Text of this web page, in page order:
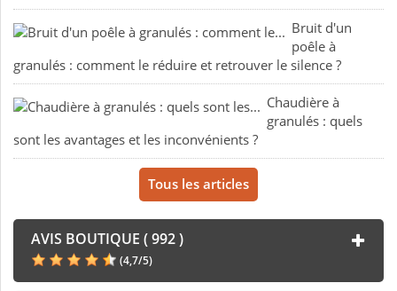
Bruit d'un
poêle à
granulés : comment le réduire et retrouver le silence ?
Chaudière à
granulés : quels
sont les avantages et les inconvénients ?
Tous les articles
AVIS BOUTIQUE ( 992 )
(4,7/5)